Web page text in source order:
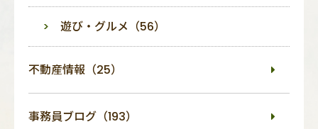
遊び・グルメ（56）
不動産情報（25）
事務員ブログ（193）